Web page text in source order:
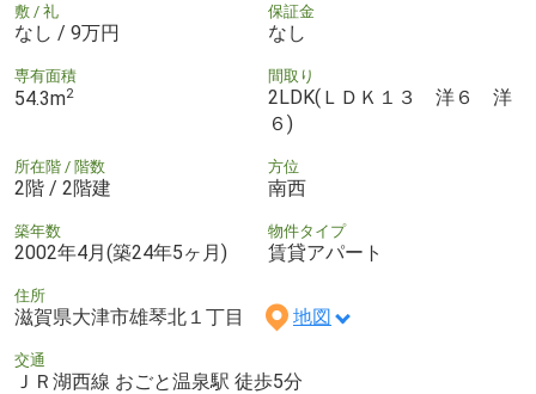
敷 / 礼
なし / 9万円
保証金
なし
専有面積
54.3m2
間取り
2LDK(ＬＤＫ１３ 洋６ 洋
６)
所在階 / 階数
2階 / 2階建
方位
南西
築年数
2002年4月(築24年5ヶ月)
物件タイプ
賃貸アパート
住所
滋賀県大津市雄琴北１丁目 地図
交通
ＪＲ湖西線 おごと温泉駅 徒歩5分